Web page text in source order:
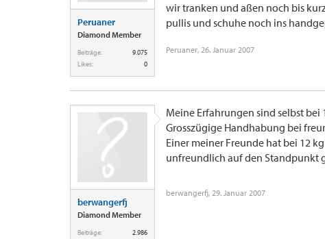
Peruaner
Diamond Member
Beiträge:
9.075
Likes:
0
wir tranken und aßen noch bis
pullis und schuhe noch ins
Peruaner, 26. Januar 2007
berwangerfj
Diamond Member
Beiträge:
2.986
Meine Erfahrungen sind selbst bei
Grosszügige Handhabung bei
Einer meiner Freunde hat bei 12
unfreundlich auf den Standpunkt
berwangerfj, 29. Januar 2007